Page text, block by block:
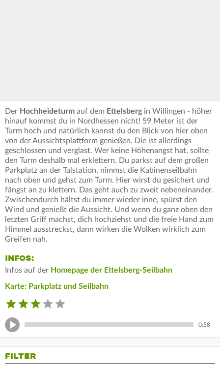
Der Hochheideturm auf dem Ettelsberg in Willingen - höher
hinauf kommst du in Nordhessen nicht! 59 Meter ist der
Turm hoch und natürlich kannst du den Blick von hier oben
von der Aussichtsplattform genießen. Die ist allerdings
geschlossen und verglast. Wer keine Höhenangst hat, sollte
den Turm deshalb mal erklettern. Du parkst auf dem großen
Parkplatz an der Talstation, nimmst die Kabinenseilbahn
nach oben und gehst zum Turm. Hier wirst du gesichert und
fängst an zu klettern. Das geht auch zu zweit nebeneinander.
Zwischendurch hältst du immer wieder inne, spürst den
Wind und genießt die Aussicht. Und wenn du ganz oben den
letzten Griff machst, dich hochziehst und die freie Hand zum
Himmel ausstreckst, dann wirken die Wolken wirklich zum
Greifen nah.
INFOS:
Infos auf der Homepage der Ettelsberg-Seilbahn
Karte: Parkplatz und Seilbahn
0:58
FILTER